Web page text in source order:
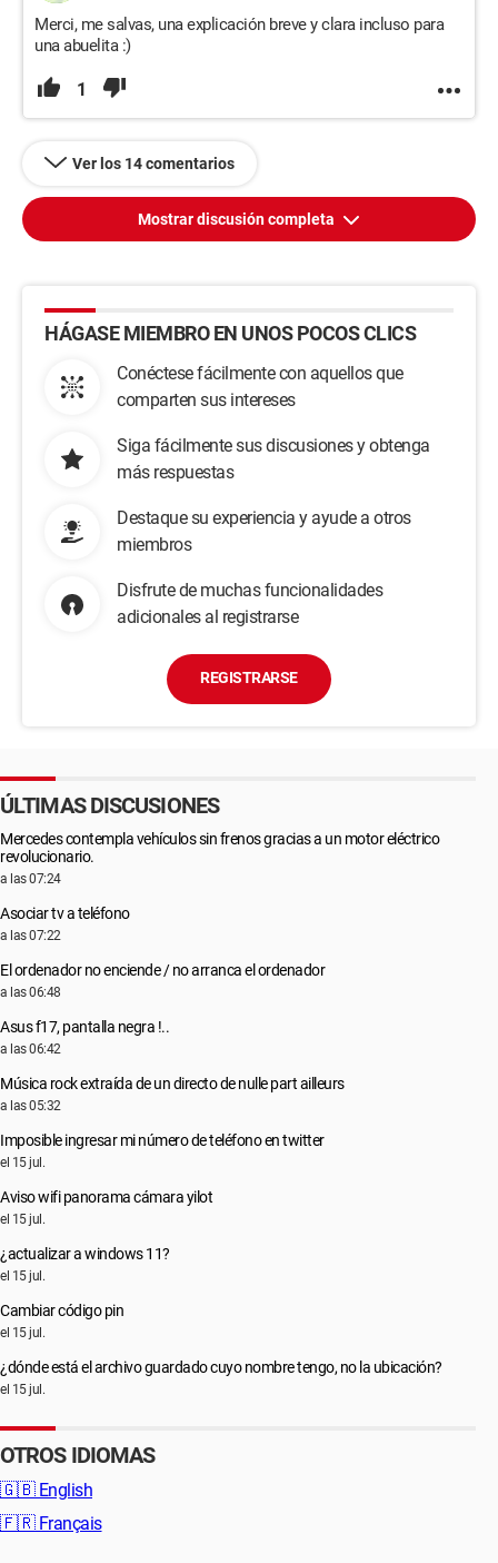
Merci, me salvas, una explicación breve y clara incluso para
una abuelita :)
1
Ver los 14 comentarios
Mostrar discusión completa
HÁGASE MIEMBRO EN UNOS POCOS CLICS
Conéctese fácilmente con aquellos que
comparten sus intereses
Siga fácilmente sus discusiones y obtenga
más respuestas
Destaque su experiencia y ayude a otros
miembros
Disfrute de muchas funcionalidades
adicionales al registrarse
REGISTRARSE
ÚLTIMAS DISCUSIONES
Mercedes contempla vehículos sin frenos gracias a un motor eléctrico
revolucionario.
a las 07:24
Asociar tv a teléfono
a las 07:22
El ordenador no enciende / no arranca el ordenador
a las 06:48
Asus f17, pantalla negra !..
a las 06:42
Música rock extraída de un directo de nulle part ailleurs
a las 05:32
Imposible ingresar mi número de teléfono en twitter
el 15 jul.
Aviso wifi panorama cámara yilot
el 15 jul.
¿actualizar a windows 11?
el 15 jul.
Cambiar código pin
el 15 jul.
¿dónde está el archivo guardado cuyo nombre tengo, no la ubicación?
el 15 jul.
OTROS IDIOMAS
🇬🇧 English
🇫🇷 Français